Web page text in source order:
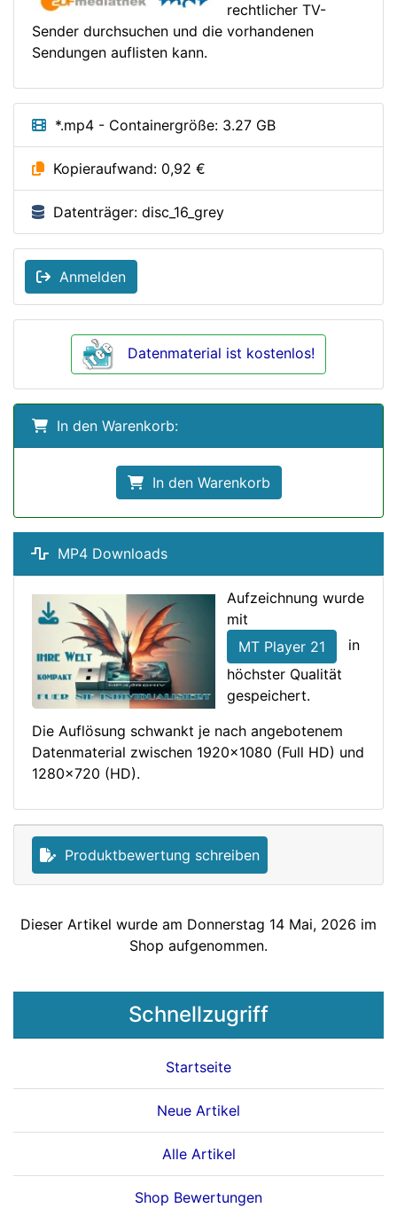
rechtlicher TV-
Sender durchsuchen und die vorhandenen
Sendungen auflisten kann.
*.mp4 - Containergröße: 3.27 GB
Kopieraufwand: 0,92 €
Datenträger: disc_16_grey
Anmelden
Datenmaterial ist kostenlos!
In den Warenkorb:
In den Warenkorb
MP4 Downloads
Aufzeichnung wurde
mit
MT Player 21
in
höchster Qualität
gespeichert.
Die Auflösung schwankt je nach angebotenem
Datenmaterial zwischen 1920x1080 (Full HD) und
1280x720 (HD).
Produktbewertung schreiben
Dieser Artikel wurde am Donnerstag 14 Mai, 2026 im
Shop aufgenommen.
Schnellzugriff
Startseite
Neue Artikel
Alle Artikel
Shop Bewertungen